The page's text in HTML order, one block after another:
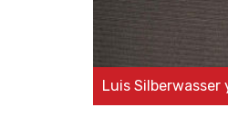
Luis Silberwasser